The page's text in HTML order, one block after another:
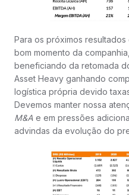
Para os próximos
bom momento da
beneficiando da retomada
Asset Heavy ganhando
logística própria devido
Devemos manter nossa
M&A e em pressões
advindas da evolução do